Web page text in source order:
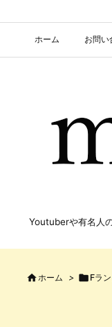
ホーム お問い
Youtuberや有名人
 ホーム >  Fラ